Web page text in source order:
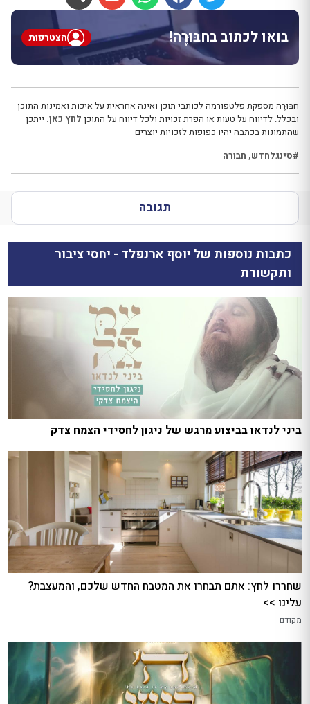
בואו לכתוב בחבּוּרֶה! הצטרפות
חבּוּרֶה מספקת פלטפורמה לכותבי תוכן ואינה אחראית על איכות ואמינות התוכן
ובכלל. לדיווח על טעות או הפרת זכויות ולכל דיווח על התוכן לחץ כאן. ייתכן
שהתמונות בכתבה יהיו כפופות לזכויות יוצרים
#סינגלחדש, חבורה
תגובה
כתבות נוספות של יוסף ארנפלד - יחסי ציבור
ותקשורת
ביני לנדאו בביצוע מרגש של ניגון לחסידי הצמח צדק
שחררו לחץ: אתם תבחרו את המטבח החדש שלכם, והמעצבת?
עלינו >>
מקודם